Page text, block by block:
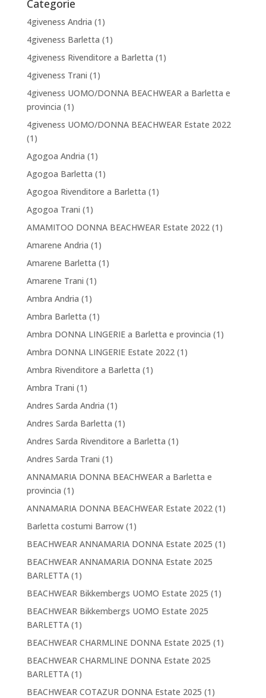
Categorie
4giveness Andria (1)
4giveness Barletta (1)
4giveness Rivenditore a Barletta (1)
4giveness Trani (1)
4giveness UOMO/DONNA BEACHWEAR a Barletta e
provincia (1)
4giveness UOMO/DONNA BEACHWEAR Estate 2022
(1)
Agogoa Andria (1)
Agogoa Barletta (1)
Agogoa Rivenditore a Barletta (1)
Agogoa Trani (1)
AMAMITOO DONNA BEACHWEAR Estate 2022(1)
Amarene Andria (1)
Amarene Barletta (1)
Amarene Trani (1)
Ambra Andria (1)
Ambra Barletta (1)
Ambra DONNA LINGERIE a Barletta e provincia (1)
Ambra DONNA LINGERIE Estate 2022(1)
Ambra Rivenditore a Barletta (1)
Ambra Trani (1)
Andres Sarda Andria (1)
Andres Sarda Barletta (1)
Andres Sarda Rivenditore a Barletta (1)
Andres Sarda Trani (1)
ANNAMARIA DONNA BEACHWEAR a Barletta e
provincia (1)
ANNAMARIA DONNA BEACHWEAR Estate 2022(1)
Barletta costumi Barrow(1)
BEACHWEAR ANNAMARIA DONNA Estate 2025 (1)
BEACHWEAR ANNAMARIA DONNA Estate 2025
BARLETTA(1)
BEACHWEAR Bikkembergs UOMO Estate 2025 (1)
BEACHWEAR Bikkembergs UOMO Estate 2025
BARLETTA(1)
BEACHWEAR CHARMLINE DONNA Estate 2025 (1)
BEACHWEAR CHARMLINE DONNA Estate 2025
BARLETTA(1)
BEACHWEAR COTAZUR DONNA Estate 2025 (1)